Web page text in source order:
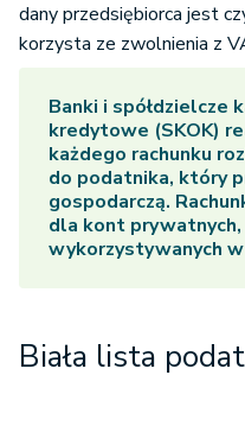
dany przedsiębiorca jest
korzysta ze zwolnienia z
Banki i spółdzielcze
kredytowe (SKOK)
każdego rachunku
do podatnika, który
gospodarczą.
dla kont
wykorzystywanych w
Biała lista